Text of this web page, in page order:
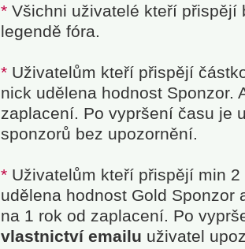
* Všichni uživatelé kteří přispějí
legendě fóra.
* Uživatelům kteří přispějí
nick udělena hodnost Sponzor.
zaplacení. Po vypršení času je
sponzorů bez upozornění.
* Uživatelům kteří přispějí min
udělena hodnost Gold Sponzor
na 1 rok od zaplacení. Po
vlastnictví emailu uživatel